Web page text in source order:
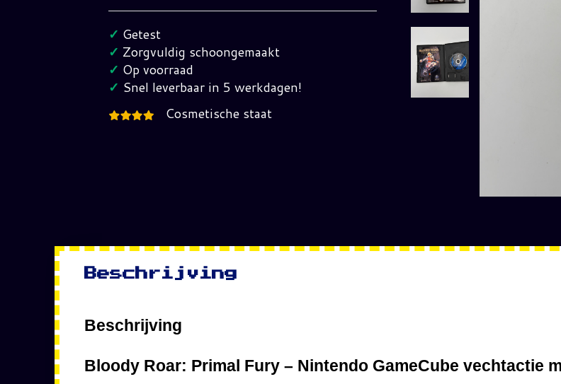
Roar
Primal
Fury
Nintendo
Gamecube
✓ Getest
✓ Zorgvuldig schoongemaakt
✓ Op voorraad
✓ Snel leverbaar in 5 werkdagen!
Cosmetische staat
Beschrijving
Beschrijving
Bloody Roar: Primal Fury – Nintendo GameCube vechtactie